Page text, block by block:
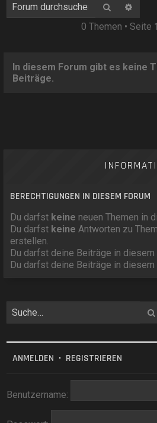
Suche
0 Themen • Seite 1
In diesem Forum gibt es keine
Beiträge.
BERECHTIGUNGEN IN DIESEM FORUM
Du darfst keine neuen Themen in
Du darfst keine Antworten zu
erstellen.
Du darfst deine Beiträge in diesem
Du darfst deine Beiträge in diesem
ANMELDEN • REGISTRIEREN
Benutzername: